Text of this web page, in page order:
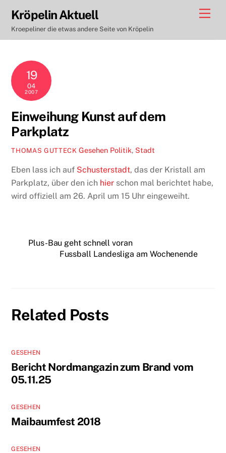
content
Kröpelin Aktuell
Kroepeliner die etwas andere Seite von Kröpelin
19
04
2007
Einweihung Kunst auf dem
Parkplatz
THOMAS GUTTECK Gesehen Politik, Stadt
Eben lass ich auf Schusterstadt, das der Kristall am
Parkplatz, über den ich hier schon mal berichtet habe,
wird offiziell am 26. April um 15 Uhr eingeweiht.
Plus-Bau geht schnell voran
Fussball Landesliga am Wochenende
Related Posts
GESEHEN
Bericht Nordmangazin zum Brand vom
05.11.25
GESEHEN
Maibaumfest 2018
GESEHEN